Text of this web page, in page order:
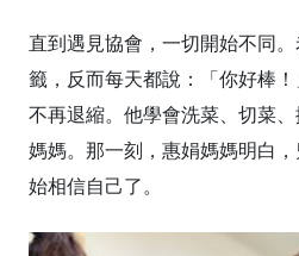
直到遇見協會，一切開始不同
籤，反而每天都說：「你好棒
不再退縮。他學會洗菜、切菜
媽媽。那一刻，惠娟媽媽明白
始相信自己了。